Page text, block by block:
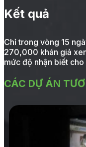
Kết quả
Chỉ trong vòng 15
270,000 khán giả
mức độ nhận biết cho
CÁC DỰ ÁN